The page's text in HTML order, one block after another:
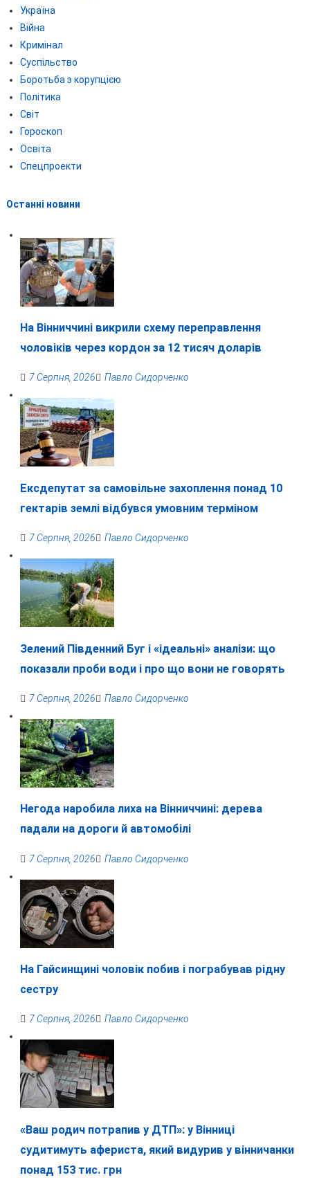
Україна
Війна
Кримінал
Суспільство
Боротьба з корупцією
Політика
Світ
Гороскоп
Освіта
Спецпроекти
Останні новини
На Вінниччині викрили схему переправлення
чоловіків через кордон за 12 тисяч доларів
7 Серпня, 2026 Павло Сидорченко
Ексдепутат за самовільне захоплення понад 10
гектарів землі відбувся умовним терміном
7 Серпня, 2026 Павло Сидорченко
Зелений Південний Буг і «ідеальні» аналізи: що
показали проби води і про що вони не говорять
7 Серпня, 2026 Павло Сидорченко
Негода наробила лиха на Вінниччині: дерева
падали на дороги й автомобілі
7 Серпня, 2026 Павло Сидорченко
На Гайсинщині чоловік побив і пограбував рідну
сестру
7 Серпня, 2026 Павло Сидорченко
«Ваш родич потрапив у ДТП»: у Вінниці
судитимуть афериста, який видурив у вінничанки
понад 153 тис. грн